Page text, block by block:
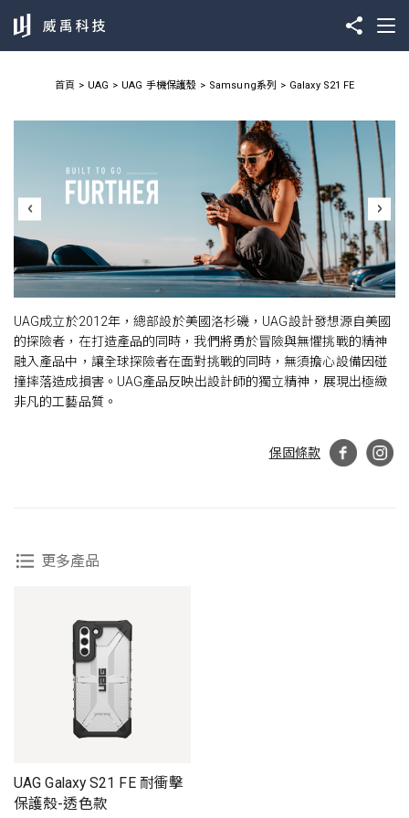
首頁 UAG UAG 手機保護殼 Samsung系列 Galaxy S21 FE
UAG成立於2012年，總部設於美國洛杉磯，UAG設計發想源自美國
的探險者，在打造產品的同時，我們將勇於冒險與無懼挑戰的精神
融入產品中，讓全球探險者在面對挑戰的同時，無須擔心設備因碰
撞摔落造成損害。UAG產品反映出設計師的獨立精神，展現出極緻
非凡的工藝品質。
保固條款
更多產品
UAG Galaxy S21 FE 耐衝擊
保護殼-透色款